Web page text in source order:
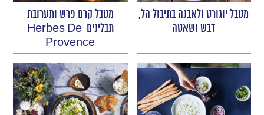
מטבל יוגורט ולאבנה בתיבול הל,
דבש ושאטה
מטבל קרם פרש ותערובת
תבלינים Herbes De
Provence